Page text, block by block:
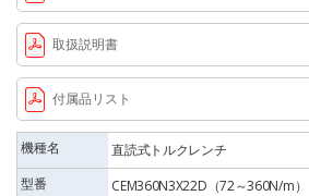
取扱説明書
付属品リスト
機種名
直読式トルクレンチ
型番
CEM360N3X22D（72～360N/m）